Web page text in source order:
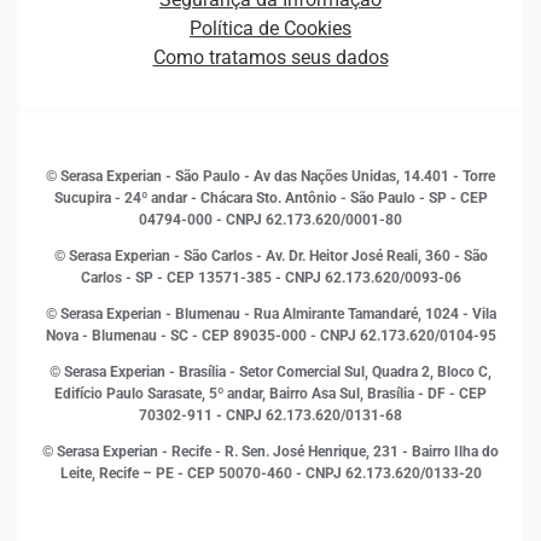
Empreendedorismo
Estudos e Pesquisas
Inovação e Tecnologia
Leis e impostos
Marketing
Open Finance
Proteção de Dados
Sustentabilidade Corporativa
Sala de Imprensa
Política de Cookies
Como tratamos seus dados
© Serasa Experian - São Paulo - Av das Nações Unidas, 14.401 - Torre
Sucupira - 24º andar - Chácara Sto. Antônio - São Paulo - SP - CEP
04794-000 - CNPJ 62.173.620/0001-80
© Serasa Experian - São Carlos - Av. Dr. Heitor José Reali, 360 - São
Carlos - SP - CEP 13571-385 - CNPJ 62.173.620/0093-06
© Serasa Experian - Blumenau - Rua Almirante Tamandaré, 1024 - Vila
Nova - Blumenau - SC - CEP 89035-000 - CNPJ 62.173.620/0104-95
© Serasa Experian - Brasília - Setor Comercial Sul, Quadra 2, Bloco C,
Edifício Paulo Sarasate, 5º andar, Bairro Asa Sul, Brasília - DF - CEP
70302-911 - CNPJ 62.173.620/0131-68
© Serasa Experian - Recife - R. Sen. José Henrique, 231 - Bairro Ilha do
Leite, Recife – PE - CEP 50070-460 - CNPJ 62.173.620/0133-20